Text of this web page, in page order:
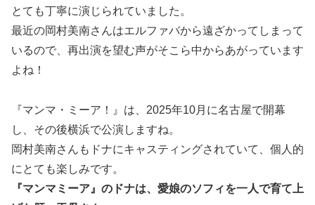
とても丁寧に演じられていました。
最近の岡村美南さんはエルファバから遠ざかってしまって
いるので、再出演を望む声がそこら中からあがっています
よね！
『マンマ・ミーア！』は、2025年10月に名古屋で開幕
し、その後横浜で公演しますね。
岡村美南さんもドナにキャスティングされていて、個人的
にとても楽しみです。
『マンマミーア』のドナは、愛娘のソフィを一人で育て上